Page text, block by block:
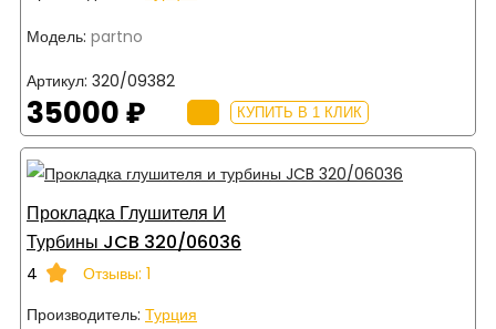
Модель: partno
Артикул: 320/09382
35000 ₽ КУПИТЬ В 1 КЛИК
Прокладка Глушителя И
Турбины JCB 320/06036
4
Отзывы: 1
Производитель: Турция